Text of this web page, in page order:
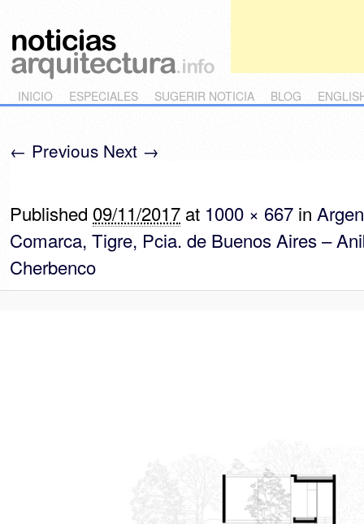
Main menu
Skip to primary content
Skip to secondary content
INICIO ESPECIALES SUGERIR NOTICIA BLOG
Image navigation
← Previous Next →
Published 09/11/2017 at 1000 × 667 in
Comarca, Tigre, Pcia. de Buenos Aires –
Cherbenco